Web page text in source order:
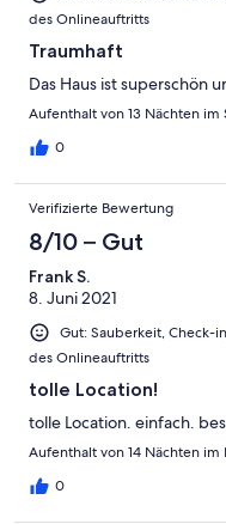
des Onlineauftritts
Traumhaft
Das Haus ist superschön
Aufenthalt von 13 Nächten im
0
Verifizierte Bewertung
8/10 – Gut
Frank S.
8. Juni 2021
Gut: Sauberkeit, Check-
des Onlineauftritts
tolle Location!
tolle Location. einfach.
Aufenthalt von 14 Nächten im
0